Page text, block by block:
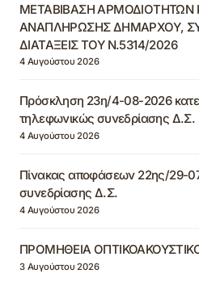
ΜΕΤΑΒΙΒΑΣΗ ΑΡΜΟΔΙΟΤΗΤΩΝ
ΑΝΑΠΛΗΡΩΣΗΣ ΔΗΜΑΡΧΟΥ,
ΔΙΑΤΑΞΕΙΣ ΤΟΥ Ν.5314/2026
4 Αυγούστου 2026
Πρόσκληση 23η/4-08-2026
τηλεφωνικώς συνεδρίασης Δ.Σ.
4 Αυγούστου 2026
Πίνακας αποφάσεων 22ης/29-
συνεδρίασης Δ.Σ.
4 Αυγούστου 2026
ΠΡΟΜΗΘΕΙΑ
3 Αυγούστου 2026